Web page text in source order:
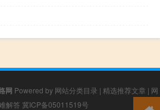
网 Powered by 网站分类目录 | 精选推荐文章 | 网
解答 冀ICP备05011519号